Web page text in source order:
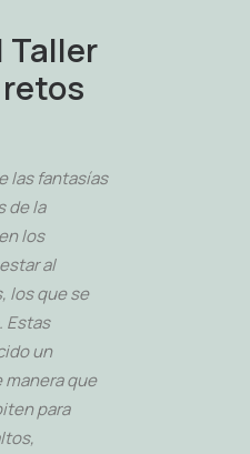
Taller
retos
las fantasías
de la
los
al
los que se
Estas
un
que
para